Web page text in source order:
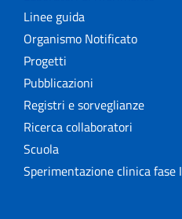
Linee guida
Organismo Notificato
Progetti
Pubblicazioni
Registri e sorveglianze
Ricerca collaboratori
Scuola
Sperimentazione clinica fase I